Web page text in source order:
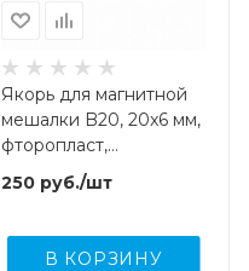
Якорь для магнитной
мешалки B20, 20x6 мм,
фторопласт,
цилиндрический с
кольцевым
250руб./шт
В КОРЗИНУ